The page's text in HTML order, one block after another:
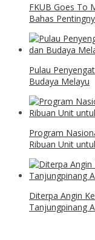
FKUB Goes To
Bahas
Pulau
Budaya Melayu
Program
Ribuan Unit
Diterpa Angin
Tanjungpinang